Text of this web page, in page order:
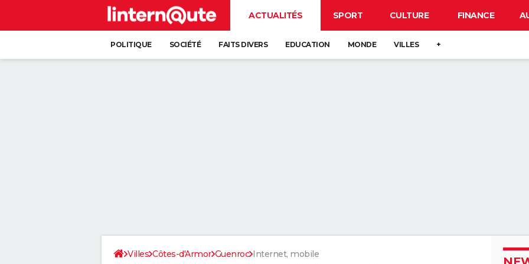
ACTUALITÉS SPORT CULTURE FINANCE
POLITIQUE SOCIÉTÉ FAITS DIVERS EDUCATION MONDE VILLES +
Villes Côtes-d'Armor Guenroc Internet, mobile